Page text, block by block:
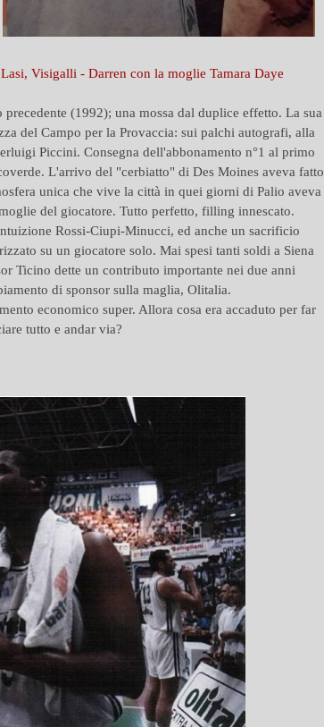
Visigalli - Darren con la moglie Tamara Daye
(1992); una mossa dal duplice effetto. La sua
del Campo per la Provaccia: sui palchi autografi, alla
Piccini. Consegna dell'abbonamento n°1 al primo
L'arrivo del "cerbiatto" di Des Moines aveva fatto
unica che vive la città in quei giorni di Palio aveva
del giocatore. Tutto perfetto, filling innescato.
Rossi-Ciupi-Minucci, ed anche un sacrificio
su un giocatore solo. Mai spesi tanti soldi a Siena
Ticino dette un contributo importante nei due anni
di sponsor sulla maglia, Olitalia.
economico super. Allora cosa era accaduto per far
tutto e andar via?